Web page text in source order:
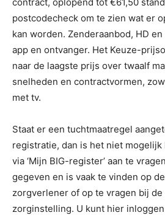
postcodecheck om te zien wat er
kan worden. Zenderaanbod, HD
app en ontvanger. Het Keuze-
naar de laagste prijs over twaalf
snelheden en contractvormen,
met tv.
Staat er een tuchtmaatregel
registratie, dan is het niet
via ‘Mijn BIG-register’ aan te
gegeven en is vaak te vinden op
zorgverlener of op te vragen bij
zorginstelling. U kunt hier